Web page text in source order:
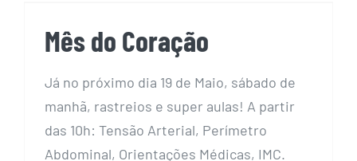
Mês do Coração
Já no próximo dia 19 de Maio, sábado de
manhã, rastreios e super aulas! A partir
das 10h: Tensão Arterial, Perímetro
Abdominal, Orientações Médicas, IMC.